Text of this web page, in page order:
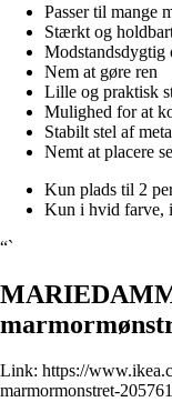
Passer til mange
Stærkt og
Modstandsdygtig
Nem at gøre ren
Lille og praktisk
Mulighed for at
Stabilt stel af
Nemt at placere
Kun plads til 2
Kun i hvid farve,
“`
Link: https://
marmormonstret-